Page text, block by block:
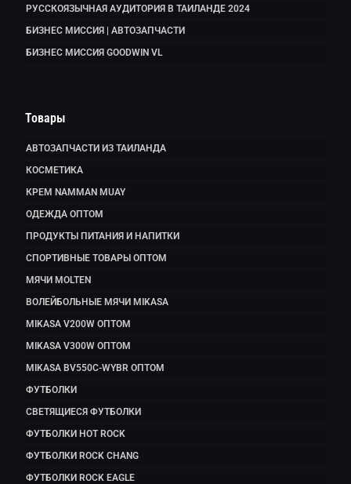
РУССКОЯЗЫЧНАЯ АУДИТОРИЯ В ТАИЛАНДЕ 2024
БИЗНЕС МИССИЯ | АВТОЗАПЧАСТИ
БИЗНЕС МИССИЯ GOODWIN VL
Товары
АВТОЗАПЧАСТИ ИЗ ТАИЛАНДА
КОСМЕТИКА
КРЕМ NAMMAN MUAY
ОДЕЖДА ОПТОМ
ПРОДУКТЫ ПИТАНИЯ И НАПИТКИ
СПОРТИВНЫЕ ТОВАРЫ ОПТОМ
МЯЧИ MOLTEN
ВОЛЕЙБОЛЬНЫЕ МЯЧИ MIKASA
MIKASA V200W ОПТОМ
MIKASA V300W ОПТОМ
MIKASA BV550C-WYBR ОПТОМ
ФУТБОЛКИ
СВЕТЯЩИЕСЯ ФУТБОЛКИ
ФУТБОЛКИ HOT ROCK
ФУТБОЛКИ ROCK CHANG
ФУТБОЛКИ ROCK EAGLE